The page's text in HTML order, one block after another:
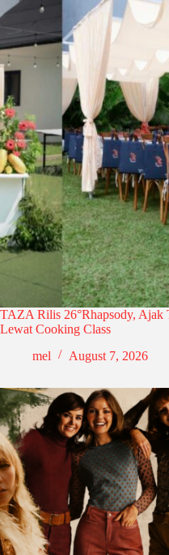
TAZA Rilis 26°Rhapsody, Ajak
Lewat Cooking Class
mel
August 7, 2026